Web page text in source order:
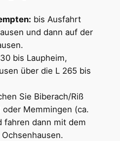
bis Ausfahrt
und dann auf der
bis Laupheim,
über die L 265 bis
Sie Biberach/Riß
Memmingen (ca.
fahren dann mit dem